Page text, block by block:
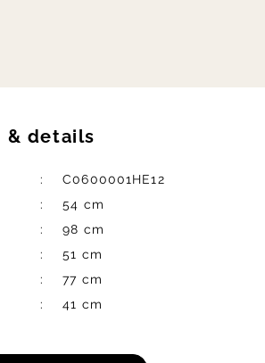
& details
C0600001HE12
54 cm
98 cm
51 cm
77 cm
41 cm